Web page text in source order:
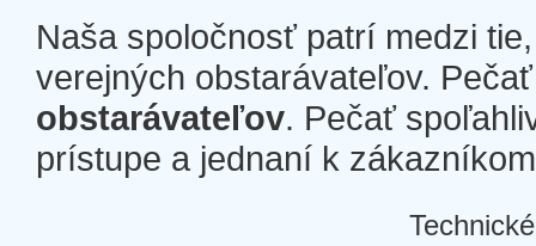
Naša spoločnosť patrí medzi
verejných obstarávateľov.
obstarávateľov. Pečať
prístupe a jednaní k